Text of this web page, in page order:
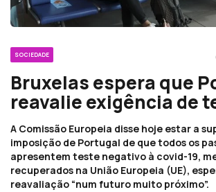
SOCIEDADE
Bruxelas espera que
reavalie exigência de
A Comissão Europeia disse hoje estar a
imposição de Portugal de que todos os
apresentem teste negativo à covid-19,
recuperados na União Europeia (UE),
reavaliação “num futuro muito próximo”.